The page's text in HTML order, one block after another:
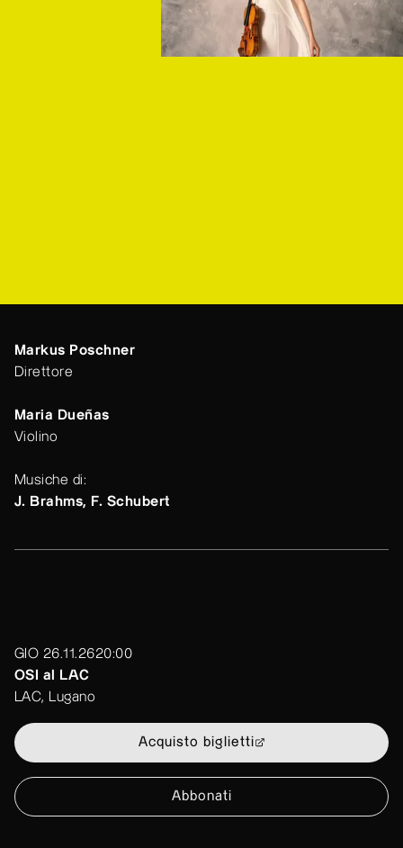
Markus Poschner
Direttore
Maria Dueñas
Violino
Musiche di:
J. Brahms, F. Schubert
GIO 26.11.2620:00
OSI al LAC
LAC, Lugano
Acquisto biglietti
Abbonati